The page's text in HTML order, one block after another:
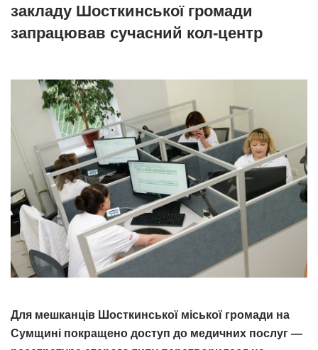
закладу Шосткинської громади
запрацював сучасний кол-центр
Для мешканців Шосткинської міської громади на
Сумщині покращено доступ до медичних послуг —